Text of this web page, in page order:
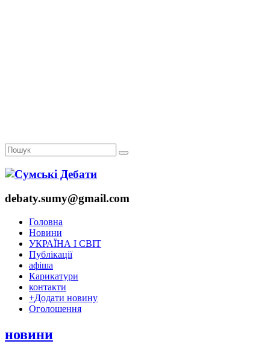
debaty.sumy@gmail.com
Головна
Новини
УКРАЇНА І СВІТ
Публікації
афіша
Карикатури
контакти
+Додати новину
Оголошення
новини